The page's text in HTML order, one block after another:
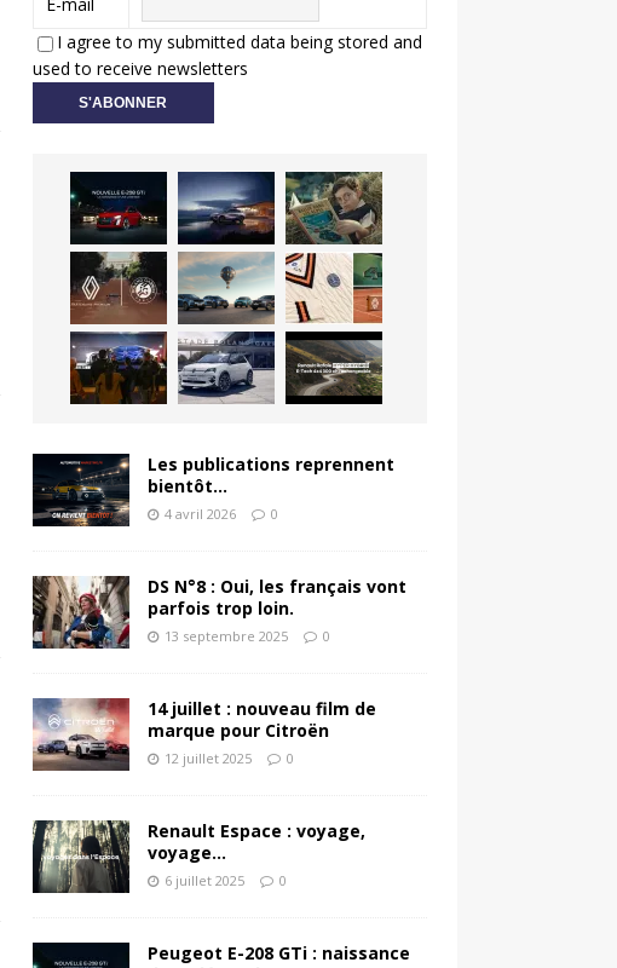
E-mail
I agree to my submitted data being stored and
used to receive newsletters
Les publications reprennent
bientôt…
4 avril 2026 0
DS N°8 : Oui, les français vont
parfois trop loin.
13 septembre 2025 0
14 juillet : nouveau film de
marque pour Citroën
12 juillet 2025 0
Renault Espace : voyage,
voyage…
6 juillet 2025 0
Peugeot E-208 GTi : naissance